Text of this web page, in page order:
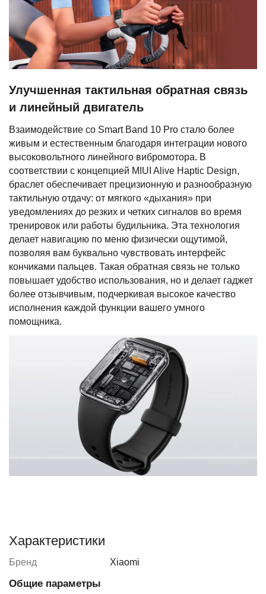
Улучшенная тактильная обратная связь
и линейный двигатель
Взаимодействие со Smart Band 10 Pro стало более
живым и естественным благодаря интеграции нового
высоковольтного линейного вибромотора. В
соответствии с концепцией MIUI Alive Haptic Design,
браслет обеспечивает прецизионную и разнообразную
тактильную отдачу: от мягкого «дыхания» при
уведомлениях до резких и четких сигналов во время
тренировок или работы будильника. Эта технология
делает навигацию по меню физически ощутимой,
позволяя вам буквально чувствовать интерфейс
кончиками пальцев. Такая обратная связь не только
повышает удобство использования, но и делает гаджет
более отзывчивым, подчеркивая высокое качество
исполнения каждой функции вашего умного
помощника.
Характеристики
Бренд Xiaomi
Общие параметры